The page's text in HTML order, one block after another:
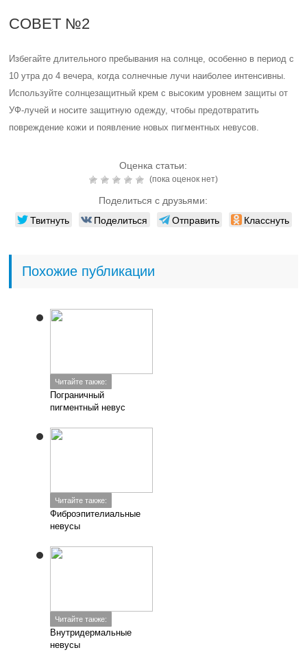
СОВЕТ №2
Избегайте длительного пребывания на солнце, особенно в период с
10 утра до 4 вечера, когда солнечные лучи наиболее интенсивны.
Используйте солнцезащитный крем с высоким уровнем защиты от
УФ-лучей и носите защитную одежду, чтобы предотвратить
повреждение кожи и появление новых пигментных невусов.
Оценка статьи:
(пока оценок нет)
Поделиться с друзьями:
Твитнуть Поделиться Отправить Класснуть
Похожие публикации
Читайте также:
Пограничный
пигментный невус
Читайте также:
Фиброэпителиальные
невусы
Читайте также:
Внутридермальные
невусы